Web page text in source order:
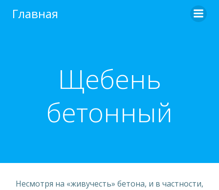
Главная
Щебень
бетонный
Несмотря на «живучесть» бетона, и в частности,